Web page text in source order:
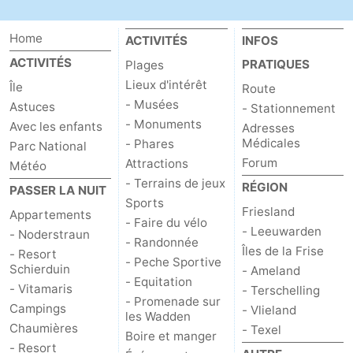
du
vélo
Randonnée
-
Peche
Sportive
-
Equitation
-
Promenade
sur
les
Wadden
Observation
des
phoques
Boire
et
manger
Événements
Pratiques
Forum
Route
Home
ACTIVITÉS
Île
Astuces
Avec les enfants
Parc National
Météo
PASSER LA NUIT
Appartements
- Noderstraun
- Resort
Schierduin
- Vitamaris
Campings
Chaumières
- Resort
ACTIVITÉS
Plages
Lieux d'intérêt
- Musées
- Monuments
- Phares
Attractions
- Terrains de jeux
Sports
- Faire du vélo
- Randonnée
- Peche Sportive
- Equitation
- Promenade sur
les Wadden
Boire et manger
INFOS
PRATIQUES
Route
- Stationnement
Adresses
Médicales
Forum
RÉGION
Friesland
- Leeuwarden
Îles de la Frise
- Ameland
- Terschelling
- Vlieland
- Texel